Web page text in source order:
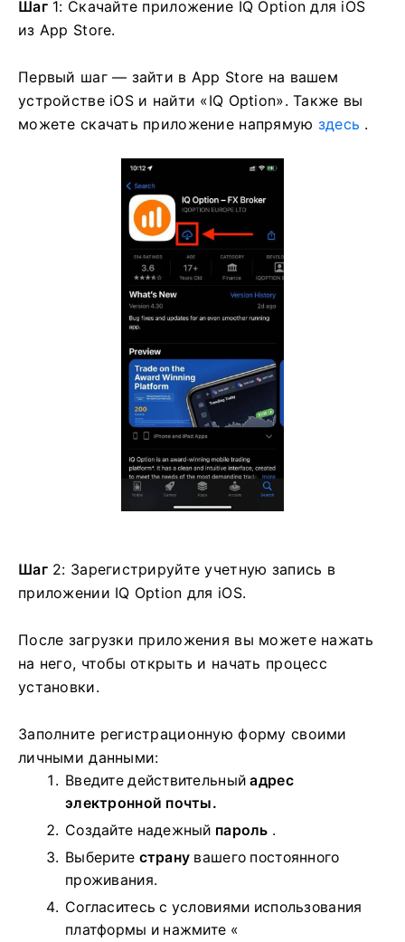
Шаг1: Скачайте приложение IQ Option для iOS
из App Store.
Первый шаг — зайти в App Store на вашем
устройстве iOS и найти «IQ Option». Также вы
можете скачать приложение напрямую здесь .
Шаг2: Зарегистрируйте учетную запись в
приложении IQ Option для iOS.
После загрузки приложения вы можете нажать
на него, чтобы открыть и начать процесс
установки.
Заполните регистрационную форму своими
личными данными:
Введите действительныйадрес
электронной почты.
Создайте надежный пароль .
Выберите страну вашего постоянного
проживания.
Согласитесь с условиями использования
платформы и нажмите «